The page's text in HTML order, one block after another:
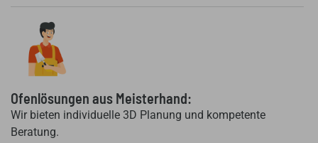
Ofenlösungen aus Meisterhand:
Wir bieten individuelle 3D Planung und kompetente
Beratung.